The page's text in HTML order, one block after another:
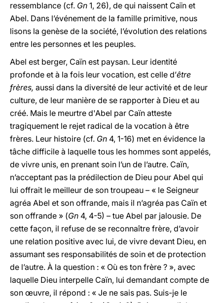
ressemblance (cf. Gn 1, 26), de qui naissent Caïn et
Abel. Dans l’événement de la famille primitive, nous
lisons la genèse de la société, l’évolution des relations
entre les personnes et les peuples.
Abel est berger, Caïn est paysan. Leur identité
profonde et à la fois leur vocation, est celle d’être
frères, aussi dans la diversité de leur activité et de leur
culture, de leur manière de se rapporter à Dieu et au
créé. Mais le meurtre d'Abel par Caïn atteste
tragiquement le rejet radical de la vocation à être
frères. Leur histoire (cf. Gn 4, 1-16) met en évidence la
tâche difficile à laquelle tous les hommes sont appelés,
de vivre unis, en prenant soin l’un de l’autre. Caïn,
n’acceptant pas la prédilection de Dieu pour Abel qui
lui offrait le meilleur de son troupeau – « le Seigneur
agréa Abel et son offrande, mais il n’agréa pas Caïn et
son offrande » (Gn 4, 4-5) – tue Abel par jalousie. De
cette façon, il refuse de se reconnaître frère, d’avoir
une relation positive avec lui, de vivre devant Dieu, en
assumant ses responsabilités de soin et de protection
de l’autre. À la question : « Où es ton frère ? », avec
laquelle Dieu interpelle Caïn, lui demandant compte de
son œuvre, il répond : « Je ne sais pas. Suis-je le